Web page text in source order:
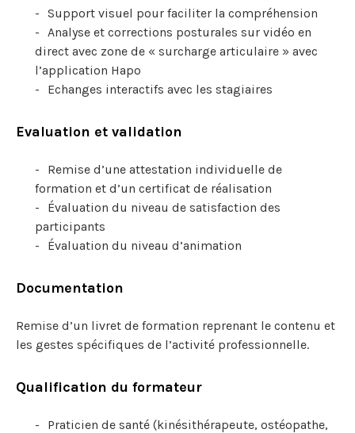
Support visuel pour faciliter la compréhension
Analyse et corrections posturales sur vidéo en
direct avec zone de « surcharge articulaire » avec
l’application Hapo
Echanges interactifs avec les stagiaires
Evaluation et validation
Remise d’une attestation individuelle de
formation et d’un certificat de réalisation
Évaluation du niveau de satisfaction des
participants
Évaluation du niveau d’animation
Documentation
Remise d’un livret de formation reprenant le contenu et
les gestes spécifiques de l’activité professionnelle.
Qualification du formateur
Praticien de santé (kinésithérapeute, ostéopathe,